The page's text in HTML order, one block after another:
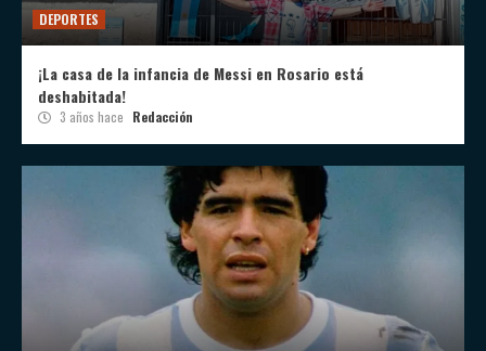
DEPORTES
¡La casa de la infancia de Messi en Rosario está
deshabitada!
3 años hace Redacción